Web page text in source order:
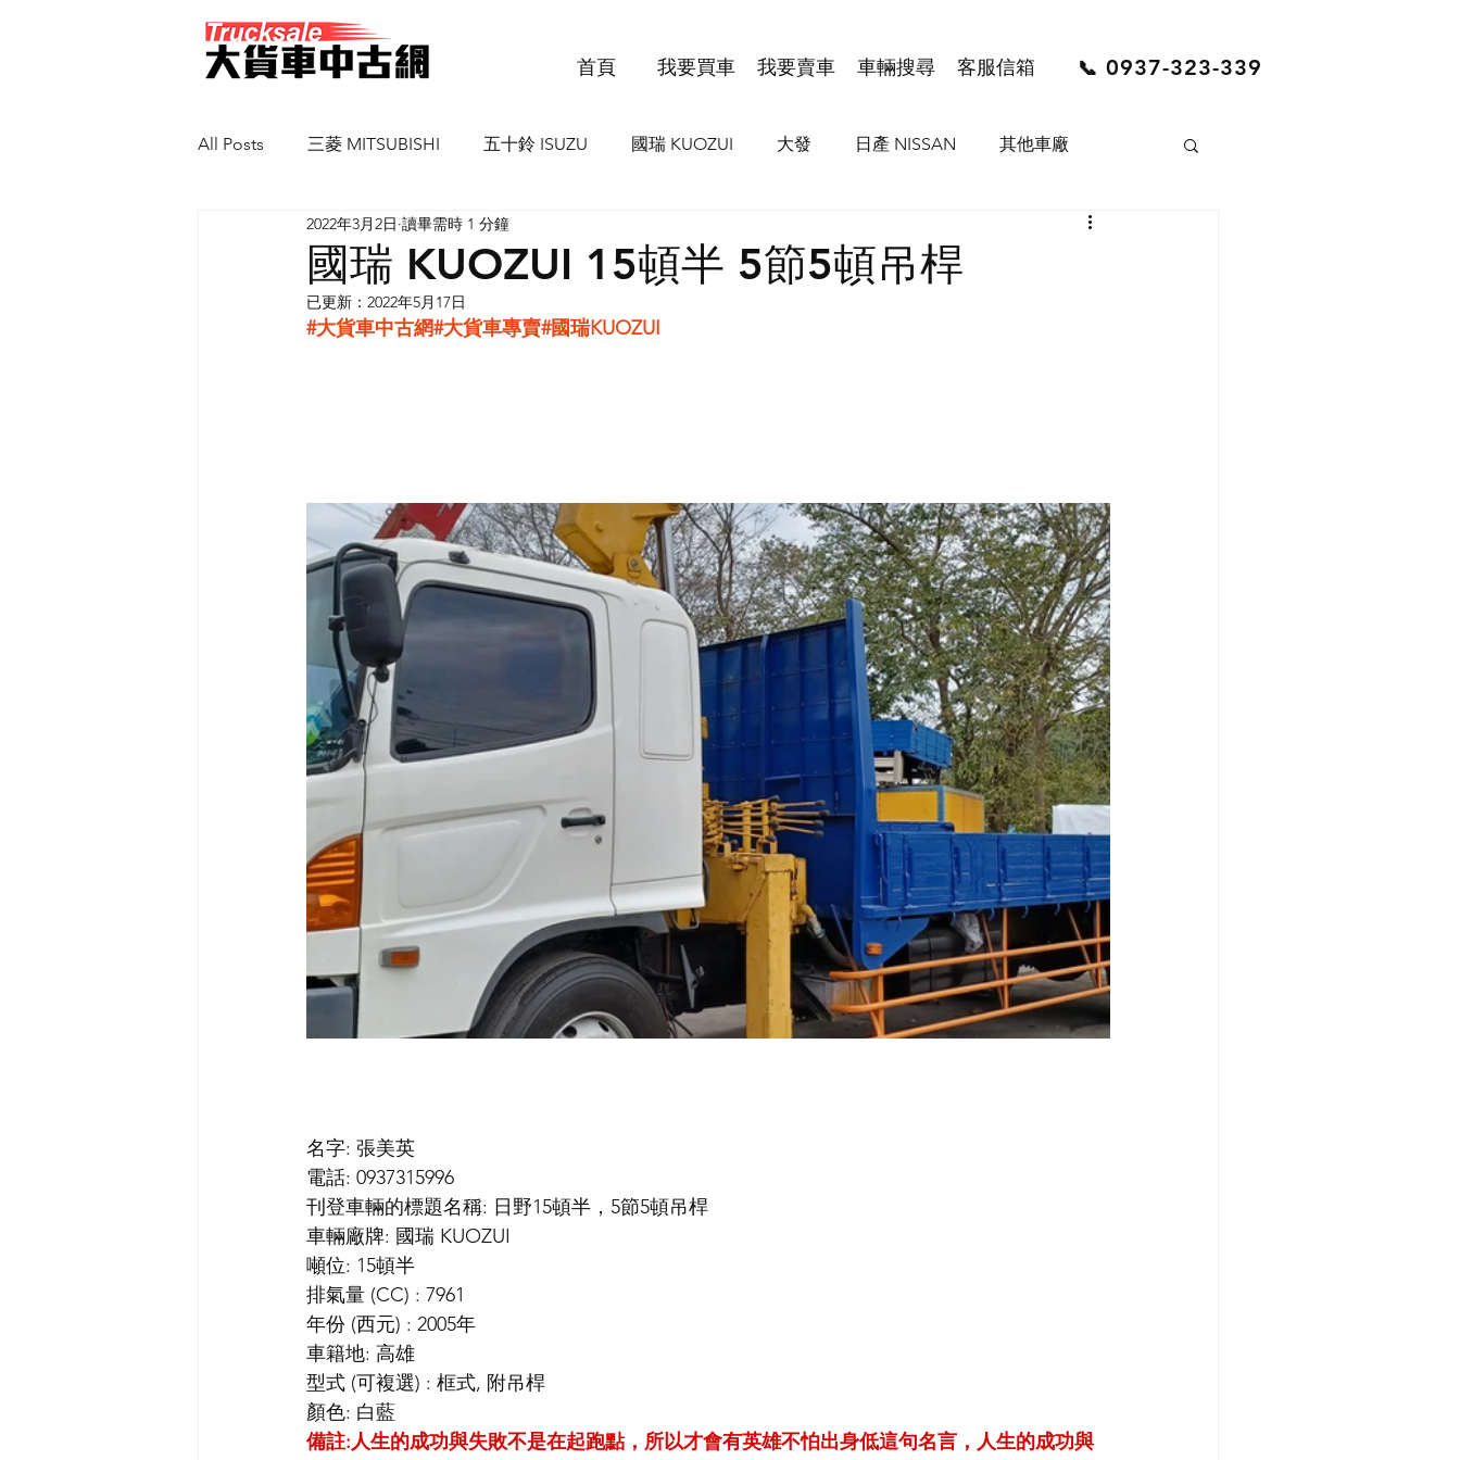
首頁 我要買車 我要賣車 車輛搜尋 客服信箱 📞 0937-323-339
All Posts 三菱 MITSUBISHI 五十鈴 ISUZU 國瑞 KUOZUI 大發 日產 NISSAN 其他車廠
馬自達 MAZDA 新凱 SCANI
國瑞 KUOZUI 15頓半 5節5頓吊桿
2022年3月2日 讀畢需時 1 分鐘
已更新： 2022年5月17日
#大貨車中古網#大貨車專賣#國瑞KUOZUI
名字: 張美英
電話: 0937315996
刊登車輛的標題名稱: 日野15頓半，5節5頓吊桿
車輛廠牌: 國瑞 KUOZUI
噸位: 15頓半
排氣量 (CC) : 7961
年份 (西元) : 2005年
車籍地: 高雄
型式 (可複選) : 框式, 附吊桿
顏色: 白藍
備註:人生的成功與失敗不是在起跑點，所以才會有英雄不怕出身低這句名言，人生的成功與